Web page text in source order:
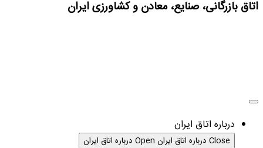
اتاق بازرگانی، صنایع، معادن و کشاورزی ایران
درباره اتاق ایران
Close درباره اتاق ایران Open درباره اتاق ایران